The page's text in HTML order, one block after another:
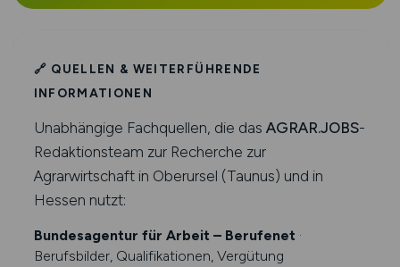
🔗 QUELLEN & WEITERFÜHRENDE
INFORMATIONEN
Unabhängige Fachquellen, die das AGRAR.JOBS-
Redaktionsteam zur Recherche zur
Agrarwirtschaft in Oberursel (Taunus) und in
Hessen nutzt:
Bundesagentur für Arbeit – Berufenet ·
Berufsbilder, Qualifikationen, Vergütung